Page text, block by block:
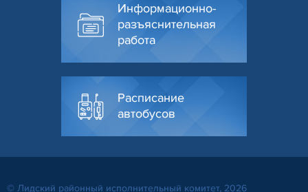
Информационно-
разъяснительная
работа
Расписание
автобусов
© Лидский районный исполнительный комитет, 2026